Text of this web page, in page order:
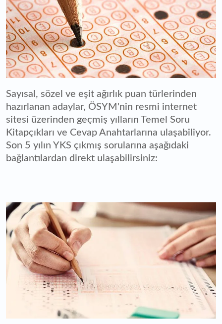
Sayısal, sözel ve eşit ağırlık puan türlerinden
hazırlanan adaylar, ÖSYM'nin resmi internet
sitesi üzerinden geçmiş yılların Temel Soru
Kitapçıkları ve Cevap Anahtarlarına ulaşabiliyor.
Son 5 yılın YKS çıkmış sorularına aşağıdaki
bağlantılardan direkt ulaşabilirsiniz: